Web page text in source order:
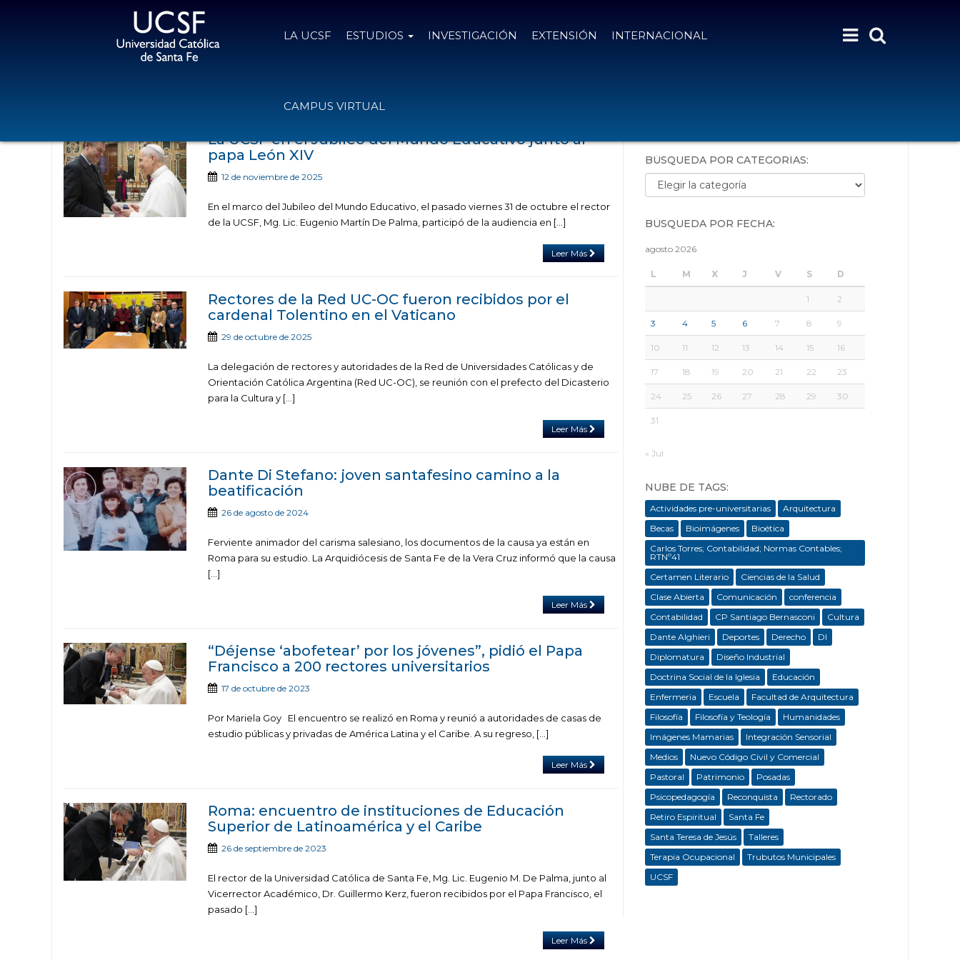
LA UCSF ESTUDIOS INVESTIGACIÓN EXTENSIÓN INTERNACIONAL
CAMPUS VIRTUAL
La UCSF en el Jubileo del Mundo Educativo junto al
papa León XIV
12 de noviembre de 2025
En el marco del Jubileo del Mundo Educativo, el pasado viernes 31 de octubre el rector
de la UCSF, Mg. Lic. Eugenio Martín De Palma, participó de la audiencia en […]
Leer Más
Rectores de la Red UC-OC fueron recibidos por el
cardenal Tolentino en el Vaticano
29 de octubre de 2025
La delegación de rectores y autoridades de la Red de Universidades Católicas y de
Orientación Católica Argentina (Red UC-OC), se reunión con el prefecto del Dicasterio
para la Cultura y […]
Leer Más
Dante Di Stefano: joven santafesino camino a la
beatificación
26 de agosto de 2024
Ferviente animador del carisma salesiano, los documentos de la causa ya están en
Roma para su estudio. La Arquidiócesis de Santa Fe de la Vera Cruz informó que la causa
[…]
Leer Más
“Déjense ‘abofetear’ por los jóvenes”, pidió el Papa
Francisco a 200 rectores universitarios
17 de octubre de 2023
Por Mariela Goy El encuentro se realizó en Roma y reunió a autoridades de casas de
estudio públicas y privadas de América Latina y el Caribe. A su regreso, […]
Leer Más
Roma: encuentro de instituciones de Educación
Superior de Latinoamérica y el Caribe
26 de septiembre de 2023
El rector de la Universidad Católica de Santa Fe, Mg. Lic. Eugenio M. De Palma, junto al
Vicerrector Académico, Dr. Guillermo Kerz, fueron recibidos por el Papa Francisco, el
pasado […]
Leer Más
BÚSQUEDA POR CATEGORÍAS:
Búsqueda por categorías:
BÚSQUEDA POR FECHA:
agosto 2026
L M X J V S D
1 2
3 4 5 6 7 8 9
10 11 12 13 14 15 16
17 18 19 20 21 22 23
24 25 26 27 28 29 30
31
« Jul
NUBE DE TAGS:
Actividades pre-universitarias
Arquitectura
Becas
Bioimágenes
Bioética
Carlos Torres; Contabilidad; Normas Contables;
RTNº41
Certamen Literario
Ciencias de la Salud
Clase Abierta
Comunicación
conferencia
Contabilidad
CP Santiago Bernasconi
Cultura
Dante Alghieri
Deportes Derecho
DI
Diplomatura
Diseño Industrial
Doctrina Social de la Iglesia
Educación
Enfermeria
Escuela
Facultad de Arquitectura
Filosofía
Filosofía y Teología
Humanidades
Imágenes Mamarias
Integración Sensorial
Medios
Nuevo Código Civil y Comercial
Pastoral
Patrimonio
Posadas
Psicopedagogía
Reconquista
Rectorado
Retiro Espiritual
Santa Fe
Santa Teresa de Jesús
Talleres
Terapia Ocupacional
Trubutos Municipales
UCSF